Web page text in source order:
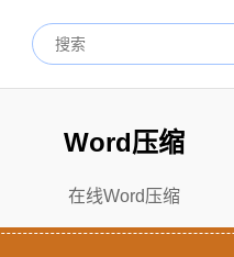
Word压缩
在线Word压缩